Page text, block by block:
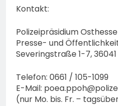
Kontakt:
Polizeipräsidium
Presse- und
Severingstraße 1-7,
Telefon: 0661 / 105-1099
E-Mail:
(nur Mo. bis. Fr. –